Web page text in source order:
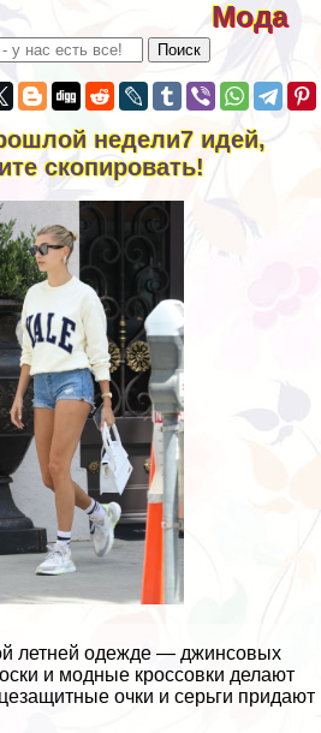
Мода
недели7 идей,
скопировать!
летней одежде — джинсовых
и модные кроссовки делают
очки и серьги придают